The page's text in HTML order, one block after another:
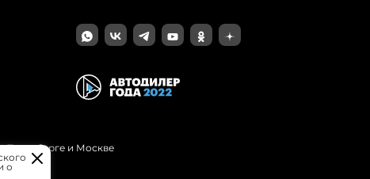
Петербурге и Москве
о